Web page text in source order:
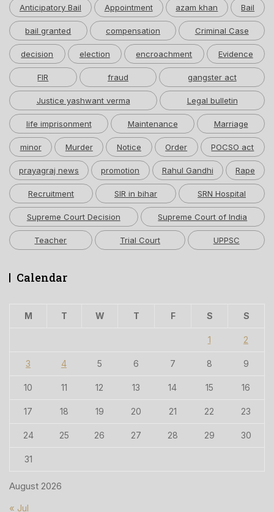
Anticipatory Bail Appointment azam khan Bail
bail granted compensation Criminal Case
decision election encroachment Evidence
FIR fraud gangster act
Justice yashwant verma Legal bulletin
life imprisonment Maintenance Marriage
minor Murder Notice Order POCSO act
prayagraj news promotion Rahul Gandhi Rape
Recruitment SIR in bihar SRN Hospital
Supreme Court Decision Supreme Court of India
Teacher Trial Court UPPSC
Calendar
August 2026
M T W T F S S
1 2
3 4 5 6 7 8 9
10 11 12 13 14 15 16
17 18 19 20 21 22 23
24 25 26 27 28 29 30
31
« Jul